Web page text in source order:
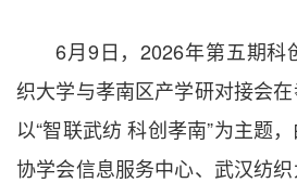
6月9日，2026年第五期科
织大学与孝南区产学研对接会
以“智联武纺 科创孝南”为主题
协学会信息服务中心、武汉纺